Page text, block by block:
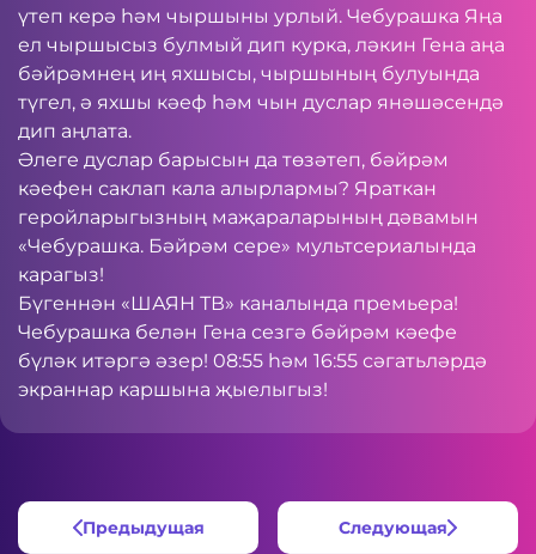
үтеп керә һәм чыршыны урлый. Чебурашка Яңа
ел чыршысыз булмый дип курка, ләкин Гена аңа
бәйрәмнең иң яхшысы, чыршының булуында
түгел, ә яхшы кәеф һәм чын дуслар янәшәсендә
дип аңлата.
Әлеге дуслар барысын да төзәтеп, бәйрәм
кәефен саклап кала алырлармы? Яраткан
геройларыгызның маҗараларының дәвамын
«Чебурашка. Бәйрәм сере» мультсериалында
карагыз!
Бүгеннән «ШАЯН ТВ» каналында премьера!
Чебурашка белән Гена сезгә бәйрәм кәефе
бүләк итәргә әзер! 08:55 һәм 16:55 сәгатьләрдә
экраннар каршына җыелыгыз!
Предыдущая Следующая